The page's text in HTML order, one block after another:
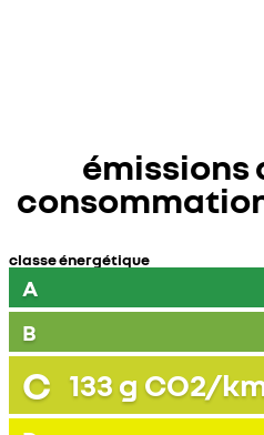
émissions
classe énergétique
A
B
C 133 g CO2/